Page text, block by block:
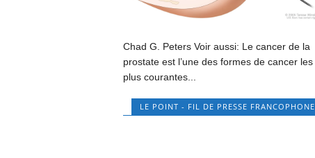
Chad G. Peters Voir aussi: Le cancer de la
prostate est l’une des formes de cancer les
plus courantes...
LE POINT - FIL DE PRESSE FRANCOPHONE